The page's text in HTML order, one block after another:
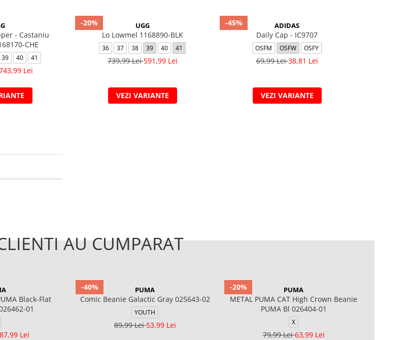
- Castaniu
CHE
39 40 41
Lei
-20% UGG
Lo Lowmel 1168890-BLK
36 37 38 39 40 41
739,99 Lei591,99 Lei
VEZI VARIANTE
-45% ADIDAS
Daily Cap - IC9707
OSFM OSFW OSFY
69,99 Lei38,81 Lei
VEZI VARIANTE
AU CUMPARAT
Black-Flat
01
Lei
-40% PUMA
Comic Beanie Galactic Gray 025643-02
YOUTH
89,99 Lei53,99 Lei
-20% PUMA
METAL PUMA CAT High Crown Beanie
PUMA Bl 026404-01
X
79,99 Lei63,99 Lei